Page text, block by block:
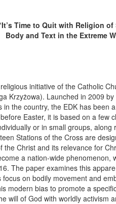
Time to Quit with Religion
Body and Text in the Extreme
initiative of the Catholic
Krzyżowa). Launched in 2009
the country, the EDK has been
Easter, it is based on a few
or in small groups,
Stations of the Cross are
the Christ and its relevance for
a nation-wide
The paper examines this
on bodily movement and
modern bias to promote a
will of God with worldly activism